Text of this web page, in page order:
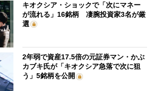
キオクシア・ショックで「次にマネー
が流れる」16銘柄 凄腕投資家3名が厳
選
2年弱で資産17.5倍の元証券マン・かぶ
カブキ氏が「キオクシア急落で次に狙
う」5銘柄を公開